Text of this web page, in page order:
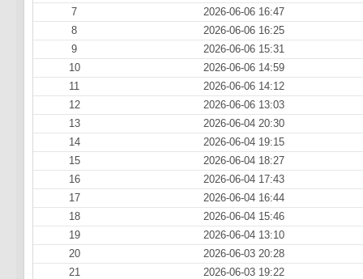
7
2026-06-06 16:47
8
2026-06-06 16:25
9
2026-06-06 15:31
10
2026-06-06 14:59
11
2026-06-06 14:12
12
2026-06-06 13:03
13
2026-06-04 20:30
14
2026-06-04 19:15
15
2026-06-04 18:27
16
2026-06-04 17:43
17
2026-06-04 16:44
18
2026-06-04 15:46
19
2026-06-04 13:10
20
2026-06-03 20:28
21
2026-06-03 19:22